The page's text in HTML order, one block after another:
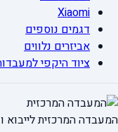
Xiaomi
דגמים נוספים
אביזרים נלווים
ציוד היקפי
המעבדה המרכזית לייבוא